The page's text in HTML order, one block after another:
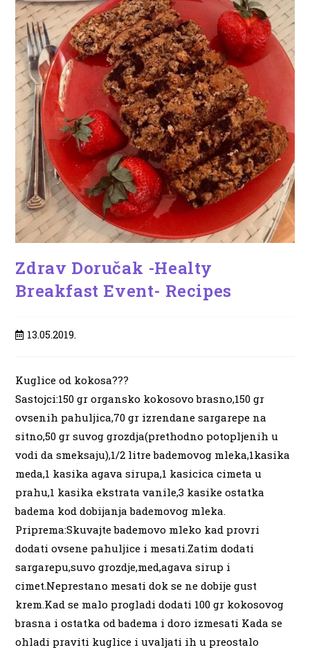
Zdrav Doručak -Healty
Breakfast Event- Recipes
Post
13.05.2019.
Kuglice od kokosa???
Sastojci:150 gr organsko kokosovo brasno,150 gr
ovsenih pahuljica,70 gr izrendane sargarepe na
sitno,50 gr suvog grozdja(prethodno potopljenih u
vodi da smeksaju),1/2 litre bademovog mleka,1kasika
meda,1 kasika agava sirupa,1 kasicica cimeta u
prahu,1 kasika ekstrata vanile,3 kasike ostatka
badema kod dobijanja bademovog mleka.
Priprema:Skuvajte bademovo mleko kad provri
dodati ovsene pahuljice i mesati.Zatim dodati
sargarepu,suvo grozdje,med,agava sirup i
cimet.Neprestano mesati dok se ne dobije gust
krem.Kad se malo progladi dodati 100 gr kokosovog
brasna i ostatka od badema i doro izmesati Kada se
ohladi praviti kuglice i uvaljati ih u preostalo